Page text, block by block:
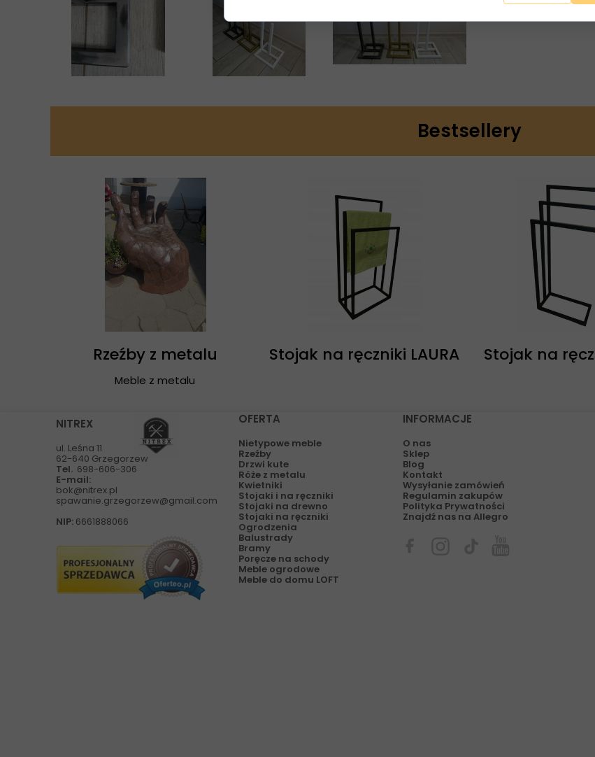
Rzeźby z metalu
Meble z metalu
Stojak na ręczniki LAURA Stojak na
Bestsellery
OFERTA
Nietypowe meble
Rzeźby
Drzwi kute
Róże z metalu
Kwietniki
Stojaki i na ręczniki
Stojaki na drewno
Stojaki na ręczniki
Ogrodzenia
Balustrady
Bramy
Poręcze na schody
Meble ogrodowe
Meble do domu LOFT
INFORMACJE
O nas
Sklep
Blog
Kontakt
Wysyłanie zamówień
Regulamin zakupów
Polityka Prywatności
Znajdź nas na Allegro
NITREX
ul. Leśna 11
62-640 Grzegorzew
Tel. 698-606-306
E-mail:
bok@nitrex.pl
spawanie.grzegorzew@gmail.com
NIP: 6661888066